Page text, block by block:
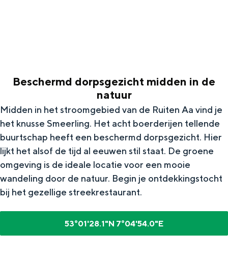
DIT IS GRONINGEN
In Groningen ligt het allemaal opvallend
Beschermd dorpsgezicht midden in de
natuur
Midden in het stroomgebied van de Ruiten Aa vind je
het knusse Smeerling. Het acht boerderijen tellende
buurtschap heeft een beschermd dorpsgezicht. Hier
lijkt het alsof de tijd al eeuwen stil staat. De groene
omgeving is de ideale locatie voor een mooie
wandeling door de natuur. Begin je ontdekkingstocht
bij het gezellige streekrestaurant.
53°01'28.1"N 7°04'54.0"E